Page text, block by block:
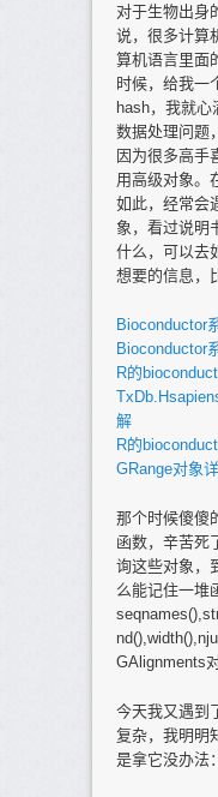
对于生物出身
说，很多计算
算机语言里面
时候，给我一
hash，我就心
数据处理问题
因为很多高手
用高级对象。
如此，经常会
象，看过说明
什么，可以去
想要的信息，
Bioconductor
Bioconductor
R的
解
R的
GRange对象
那个时候傻傻
函数，辛苦死
询这些对象，
么能记住一堆
GAlignments
今天我又遇到
复杂，我明明
是拿它没办法：